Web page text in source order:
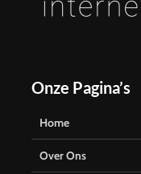
Onze Pagina’s
Home
Over Ons